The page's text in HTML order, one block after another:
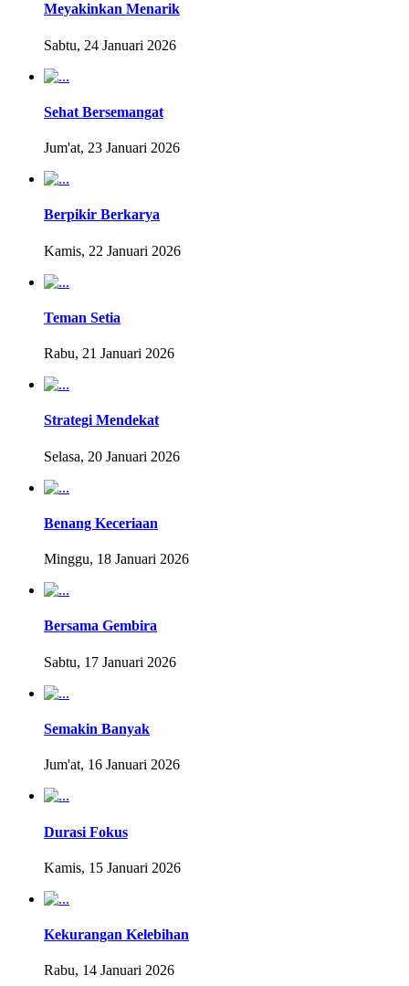
Meyakinkan Menarik
Sabtu, 24 Januari 2026
Sehat Bersemangat
Jum'at, 23 Januari 2026
Berpikir Berkarya
Kamis, 22 Januari 2026
Teman Setia
Rabu, 21 Januari 2026
Strategi Mendekat
Selasa, 20 Januari 2026
Benang Keceriaan
Minggu, 18 Januari 2026
Bersama Gembira
Sabtu, 17 Januari 2026
Semakin Banyak
Jum'at, 16 Januari 2026
Durasi Fokus
Kamis, 15 Januari 2026
Kekurangan Kelebihan
Rabu, 14 Januari 2026